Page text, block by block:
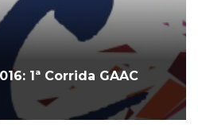
1ª Corrida GAAC